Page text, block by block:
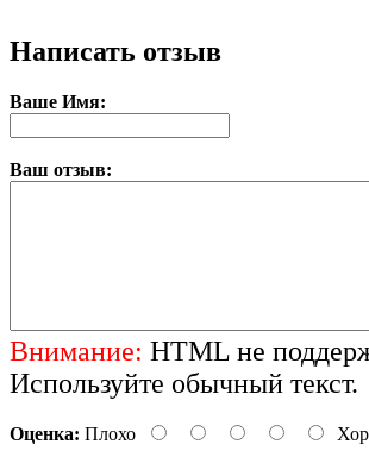
Написать отзыв
Ваше Имя:
Ваш отзыв:
Внимание: HTML не
Используйте обычный текст.
Оценка: Плохо